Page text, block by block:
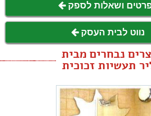
ושאלות לספק
נווט לבית העסק
נבחרים מבית
תעשיות זכוכית